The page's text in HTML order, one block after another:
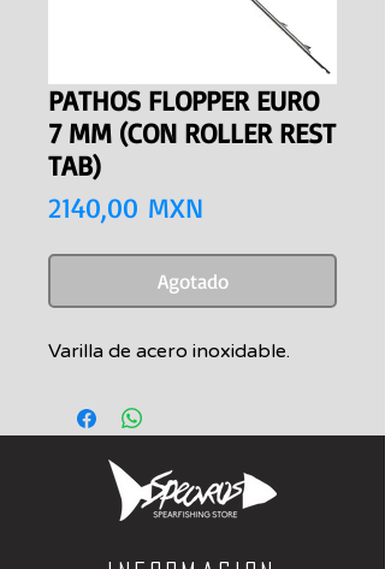
PATHOS FLOPPER EURO
7 MM (CON ROLLER REST
TAB)
2140,00 MXN
Agotado
Varilla de acero inoxidable.